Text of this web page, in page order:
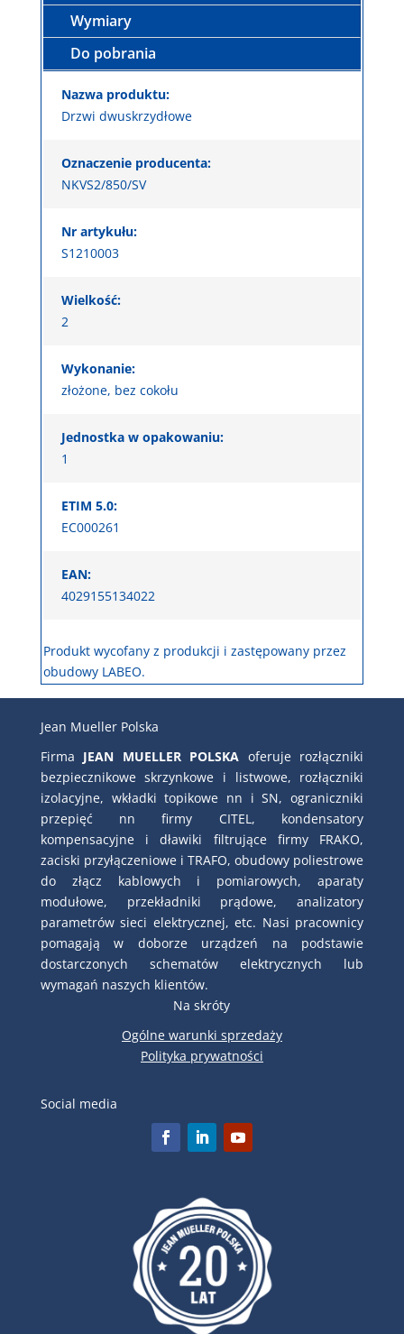
Wymiary
Do pobrania
Nazwa produktu:
Drzwi dwuskrzydłowe
Oznaczenie producenta:
NKVS2/850/SV
Nr artykułu:
S1210003
Wielkość:
2
Wykonanie:
złożone, bez cokołu
Jednostka w opakowaniu:
1
ETIM 5.0:
EC000261
EAN:
4029155134022
Produkt wycofany z produkcji i zastępowany przez
obudowy LABEO.
Jean Mueller Polska
Firma JEAN MUELLER POLSKA oferuje rozłączniki
bezpiecznikowe skrzynkowe i listwowe, rozłączniki
izolacyjne, wkładki topikowe nn i SN, ograniczniki
przepięć nn firmy CITEL, kondensatory
kompensacyjne i dławiki filtrujące firmy FRAKO,
zaciski przyłączeniowe i TRAFO, obudowy poliestrowe
do złącz kablowych i pomiarowych, aparaty
modułowe, przekładniki prądowe, analizatory
parametrów sieci elektrycznej, etc. Nasi pracownicy
pomagają w doborze urządzeń na podstawie
dostarczonych schematów elektrycznych lub
wymagań naszych klientów.
Na skróty
Ogólne warunki sprzedaży
Polityka prywatności
Social media